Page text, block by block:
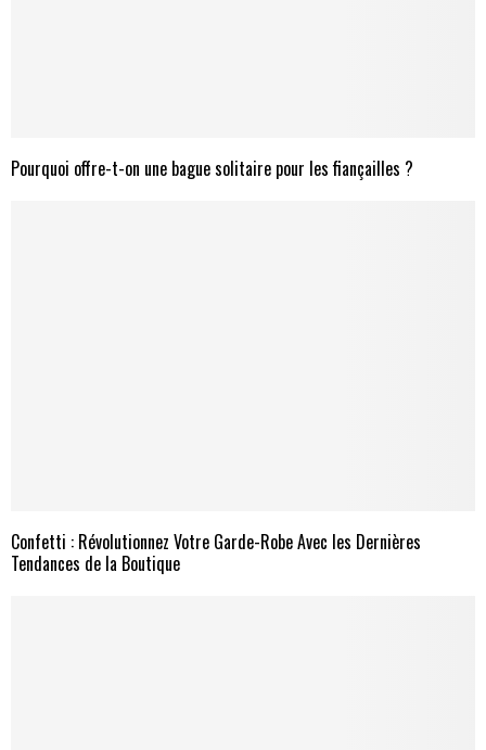
Pourquoi offre-t-on une bague solitaire pour les fiançailles ?
Confetti : Révolutionnez Votre Garde-Robe Avec les Dernières
Tendances de la Boutique